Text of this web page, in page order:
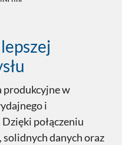
w
i
połączeniu
danych oraz